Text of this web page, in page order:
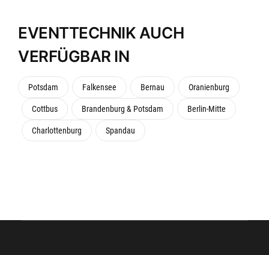
EVENTTECHNIK AUCH
VERFÜGBAR IN
Potsdam Falkensee Bernau Oranienburg
Cottbus Brandenburg & Potsdam Berlin-Mitte
Charlottenburg Spandau